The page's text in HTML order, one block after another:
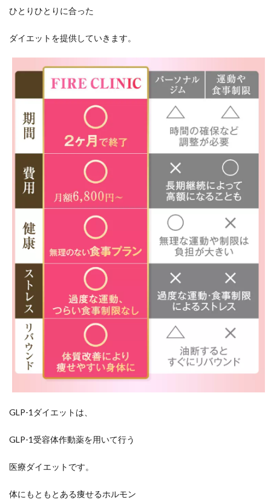
ひとりひとりに合った
ダイエットを提供していきます。
GLP-1ダイエットは、
GLP-1受容体作動薬を用いて行う
医療ダイエットです。
体にもともとある痩せるホルモン